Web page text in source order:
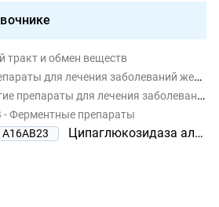
тракт и обмен веществ
заболеваний желудочно-кишечного тракта и нарушений обмена веществ
лечения заболеваний желудочно-кишечного тракта и нарушений обмена веществ
- Ферментные препараты
A16AB23
Ципаглюкозидаза альфа